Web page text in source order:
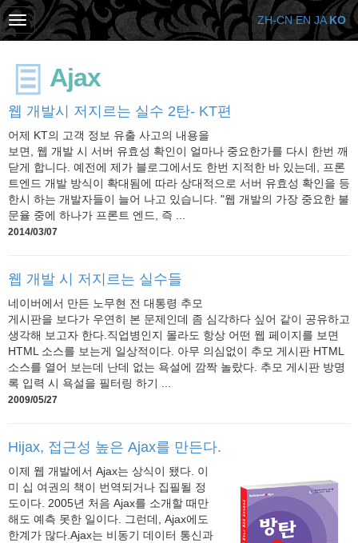
Ajax
웹 개발시 저지르는 실수 2탄- KT편
어제 KT의 고객 정보 유출 사고의 내용을
보면, 웹 개발 시 서버 유효성 확인이 얼마나 중요한가를 다시 한번 깨
닫게 합니다. 예전에 제가 블로그에서도 한번 지적한 바 있는데, 프론
트엔드 개발 방식이 확대됨에 따라 상대적으로 서버 유효성 확인을 등
한시 하는 개발자들이 늘어 나고 있습니다. "웹 개발의 가장 중요한 불
문율 중에 하나가 프론트 엔드, 즉 ...
2014/03/07
웹 개발 시 저지르는 실수들
네이버에서 만든 노무현 전 대통령 추모
게시판을 보다가 우연히 본 문제인데 좀 심각하다 싶어 같이 공유하고
생각해 보고자 한다.직업병인지 몰라도 항상 어떤 웹 페이지를 보면
HTML 소스를 보는게 일상적이다. 아무 의심없이 추모 게시판 HTML
소스를 열어 보는데 난데 없는 욕설에 깜짝 놀랐다. 추모 게시판 방명
록 입력 시 욕설을 필터링 하기 ...
2009/05/27
Hijax, 접근성 높은 Ajax를 만든다.
이제 웹 개발에서 Ajax는 상식이 됐다. 이
미 십 여권의 책이 번역되거나 집필될 정
도이다. 2005년 처음 Ajax를 소개할 때만
해도 예측 못한 일이다. 그런데, Ajax에도
한계가 많다.Ajax는 비동기 데이터 통신과
ZH-CN EN JA KO